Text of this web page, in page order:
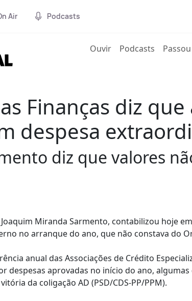
Air Podcasts
Ouvir(current)
Podcasts Passou
Finanças diz
despesa
diz que valores
Miranda Sarmento, contabilizou hoje
no arranque do ano, que não constava do
anual das Associações de Crédito
despesas aprovadas no início do ano,
da coligação AD (PSD/CDS-PP/PPM).